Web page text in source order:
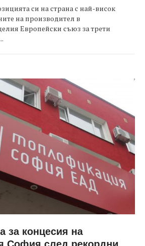
си на страна с най-висок
на производител в
Европейски съюз за трети
за концесия на